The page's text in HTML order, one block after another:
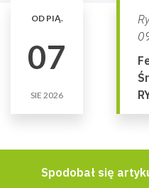
OD PIĄ.
07
SIE 2026
Spodobał się